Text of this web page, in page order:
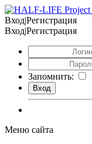
Вход|Регистрация
Вход|Регистрация
Запомнить:
Меню сайта